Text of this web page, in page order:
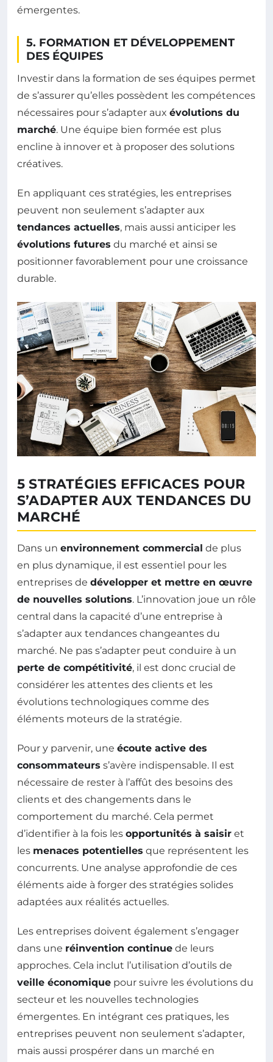
émergentes.
5. FORMATION ET DÉVELOPPEMENT
DES ÉQUIPES
Investir dans la formation de ses équipes permet
de s’assurer qu’elles possèdent les compétences
nécessaires pour s’adapter aux évolutions du
marché. Une équipe bien formée est plus
encline à innover et à proposer des solutions
créatives.
En appliquant ces stratégies, les entreprises
peuvent non seulement s’adapter aux
tendances actuelles, mais aussi anticiper les
évolutions futures du marché et ainsi se
positionner favorablement pour une croissance
durable.
5 STRATÉGIES EFFICACES POUR
S’ADAPTER AUX TENDANCES DU
MARCHÉ
Dans un environnement commercial de plus
en plus dynamique, il est essentiel pour les
entreprises de développer et mettre en œuvre
de nouvelles solutions. L’innovation joue un rôle
central dans la capacité d’une entreprise à
s’adapter aux tendances changeantes du
marché. Ne pas s’adapter peut conduire à un
perte de compétitivité, il est donc crucial de
considérer les attentes des clients et les
évolutions technologiques comme des
éléments moteurs de la stratégie.
Pour y parvenir, une écoute active des
consommateurs s’avère indispensable. Il est
nécessaire de rester à l’affût des besoins des
clients et des changements dans le
comportement du marché. Cela permet
d’identifier à la fois les opportunités à saisir et
les menaces potentielles que représentent les
concurrents. Une analyse approfondie de ces
éléments aide à forger des stratégies solides
adaptées aux réalités actuelles.
Les entreprises doivent également s’engager
dans une réinvention continue de leurs
approches. Cela inclut l’utilisation d’outils de
veille économique pour suivre les évolutions du
secteur et les nouvelles technologies
émergentes. En intégrant ces pratiques, les
entreprises peuvent non seulement s’adapter,
mais aussi prospérer dans un marché en